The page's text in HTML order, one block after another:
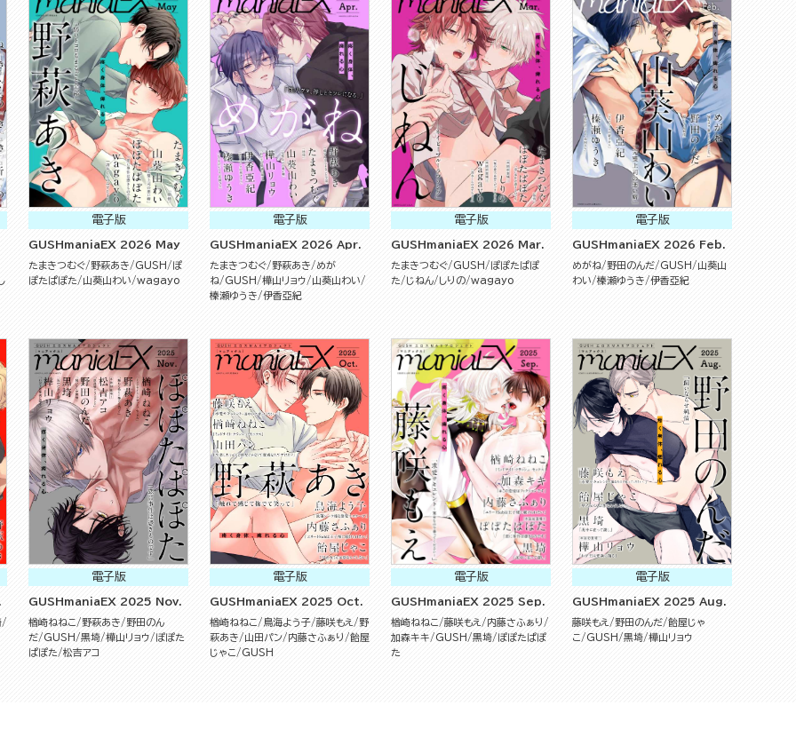
電子版
GUSHmaniaEX 2026 May
たまきつむぐ 野萩あき GUSH
ぽ
ぽたぱぽた
山葵山わい wagayo
電子版
GUSHmaniaEX 2026 Apr.
たまきつむぐ 野萩あき
めが
ね
GUSH 樺山リョウ
山葵山わい
榛瀬ゆうき
伊香亞紀
電子版
GUSHmaniaEX 2026 Mar.
たまきつむぐ GUSH
ぽぽたぱぽ
た
じねん しりの wagayo
電子版
GUSHmaniaEX 2026 Feb.
めがね 野田のんだ GUSH
山葵山
わい
榛瀬ゆうき 伊香亞紀
電子版
GUSHmaniaEX 2025 Nov.
楢崎ねねこ 野萩あき
野田のん
だ
GUSH 黒埼 樺山リョウ
ぽぽた
ぱぽた
松吉アコ
電子版
GUSHmaniaEX 2025 Oct.
楢崎ねねこ 鳥海よう子 藤咲もえ
野
萩あき
山田パン 内藤さふぁり
飴屋
じゃこ
GUSH
電子版
GUSHmaniaEX 2025 Sep.
楢崎ねねこ 藤咲もえ
内藤さふぁり
加森キキ
GUSH 黒埼
ぽぽたぱぽ
た
電子版
GUSHmaniaEX 2025 Aug.
藤咲もえ 野田のんだ 飴屋じゃ
こ
GUSH 黒埼 樺山リョウ